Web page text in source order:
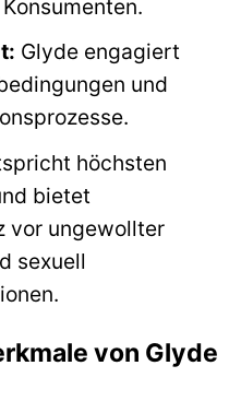
Glyde engagiert
und
höchsten
bietet
vor ungewollter
sexuell
von Glyde